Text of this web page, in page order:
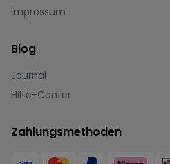
Impressum
Blog
Journal
Hilfe-Center
Zahlungsmethoden